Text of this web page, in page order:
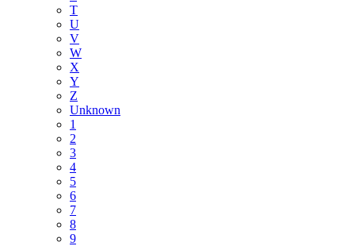
T
U
V
W
X
Y
Z
Unknown
1
2
3
4
5
6
7
8
9